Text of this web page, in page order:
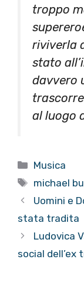
troppo
riviverla
stato
davvero
al luogo
Categorie
Musica
Tag
michael
Uomini e
stata tradita
Ludovica
social dell’ex